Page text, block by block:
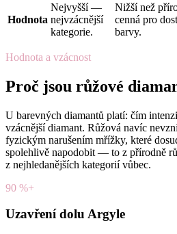
Hodnota
Nejvyšší —
nejvzácnější
kategorie.
Nižší než
cenná pro
barvy.
Hodnota a vzácnost
Proč jsou růžové
U barevných diamantů platí: čím
vzácnější diamant. Růžová navíc
fyzickým narušením mřížky, které
spolehlivě napodobit — to z přírodně
z nejhledanějších kategorií vůbec.
90 %+
Uzavření dolu Argyle